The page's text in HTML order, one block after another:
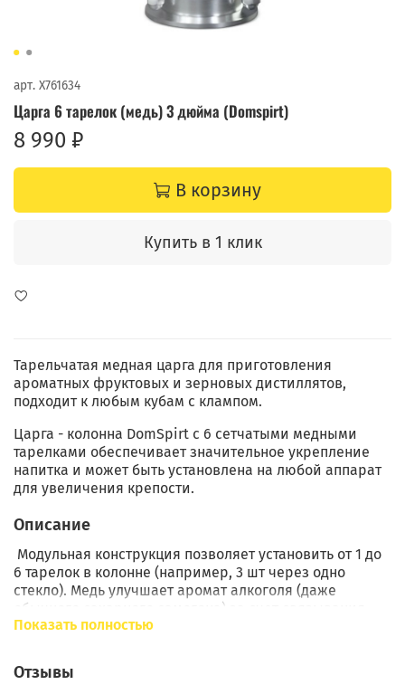
арт. X761634
Царга 6 тарелок (медь) 3 дюйма (Domspirt)
8 990 ₽
В корзину
Купить в 1 клик
Тарельчатая медная царга для приготовления
ароматных фруктовых и зерновых дистиллятов,
подходит к любым кубам с клампом.
Царга - колонна DomSpirt c 6 сетчатыми медными
тарелками обеспечивает значительное укрепление
напитка и может быть установлена на любой аппарат
для увеличения крепости.
Описание
Модульная конструкция позволяет установить от 1 до
6 тарелок в колонне (например, 3 шт через одно
стекло). Медь улучшает аромат алкоголя (даже
обычного сахарного самогона) за счет связывания
сернистых соединений, а также связывает
дистилляты (виски, бренди, коньяк) без запаха
самогона. 6 тарелок обеспечивают крепость
Показать полностью
Отзывы